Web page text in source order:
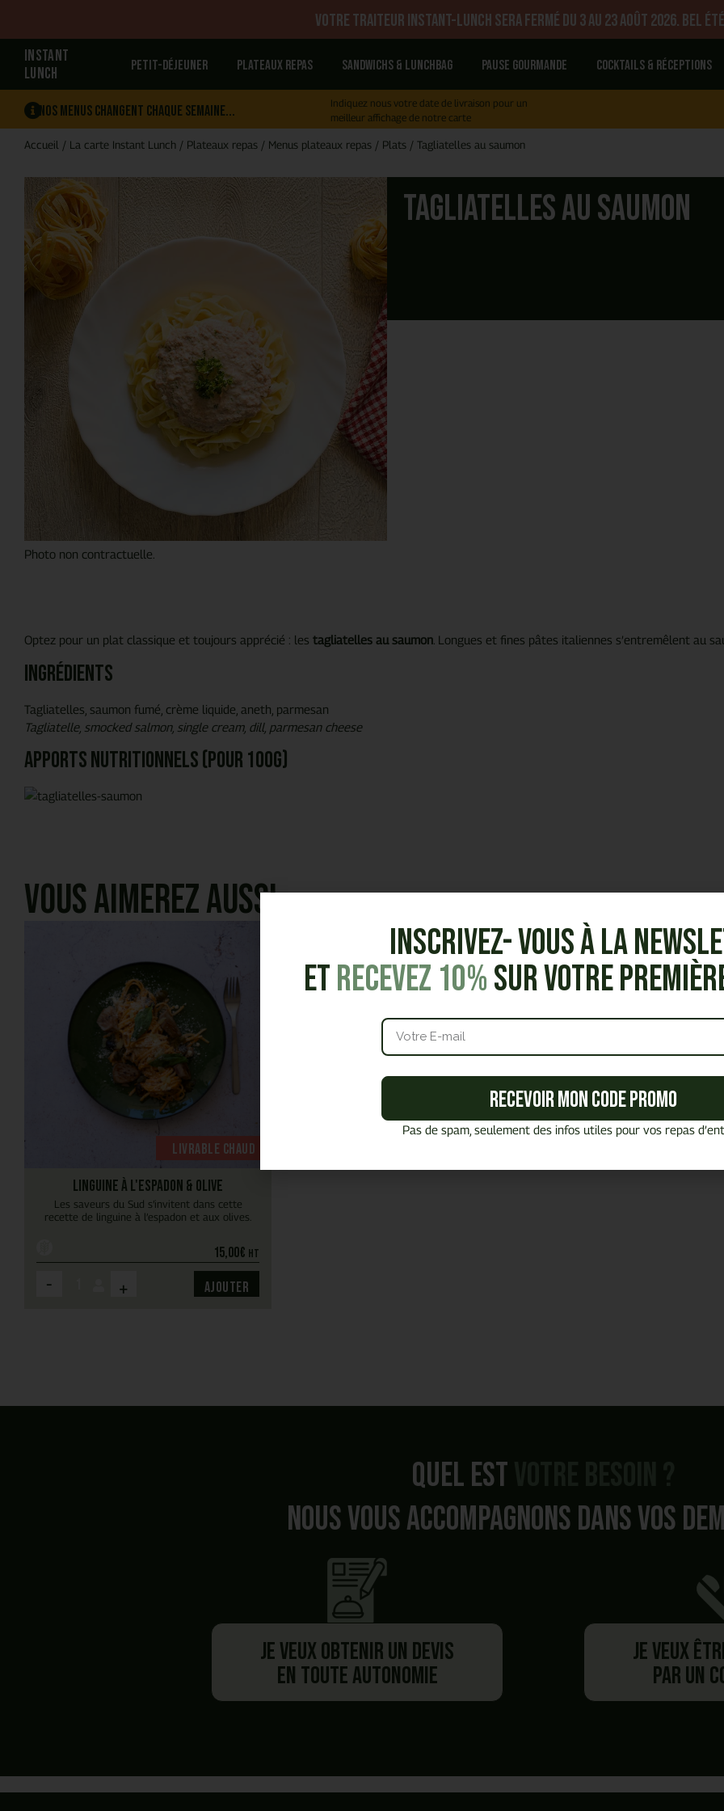
Votre traiteur Instant-Lunch sera fermé du 3 au 23 août 2026. Bel été
INSTANT
LUNCH
Petit-déjeuner Plateaux repas Sandwichs & Lunchbag Pause gourmande Cocktails & réceptions
Nos menus changent chaque semaine...
Indiquez nous votre date de livraison pour un
meilleur affichage de notre carte
Accueil / La carte Instant Lunch / Plateaux repas / Menus plateaux repas / Plats / Tagliatelles au saumon
Photo non contractuelle.
Tagliatelles au saumon
Optez pour un plat classique et toujours apprécié : les tagliatelles au saumon . Longues et fines pâtes italiennes s’entremêlent au
Ingrédients
Tagliatelles, saumon fumé, crème liquide, aneth, parmesan
Tagliatelle, smocked salmon, single cream, dill, parmesan cheese
Apports nutritionnels (pour 100g)
Vous aimerez aussi
Livrable chaud
Linguine à l'espadon & olive
Les saveurs du Sud s’invitent dans cette
recette de linguine à l’espadon et aux olives.
15,00€ HT
- + Ajouter
Quel est
Nous vous accompagnons dans vos
Je veux obtenir un devis
en toute autonomie
Je veux
par un
Besoin de plus d'information ?
Inscrivez- vous à la
etRecevez 10%sur votre
Recevoir mon code promo
Pas de spam, seulement des infos utiles pour vos repas